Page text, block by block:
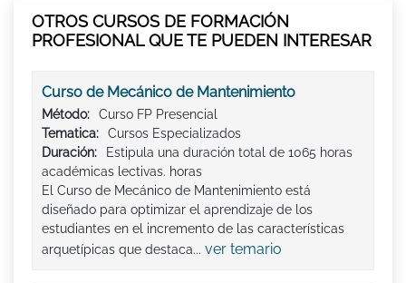
OTROS CURSOS DE FORMACIÓN
PROFESIONAL QUE TE PUEDEN INTERESAR
Curso de Mecánico de Mantenimiento
Método:
Curso FP Presencial
Tematica:
Cursos Especializados
Duración:
Estipula una duración total de 1065 horas
académicas lectivas. horas
El Curso de Mecánico de Mantenimiento está
diseñado para optimizar el aprendizaje de los
estudiantes en el incremento de las características
arquetípicas que destaca... ver temario